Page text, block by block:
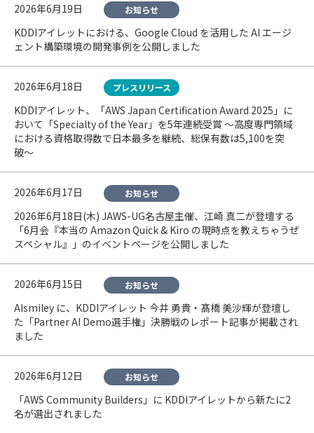
2026年6月19日 お知らせ
KDDIアイレットにおける、Google Cloud を活用した AI エージ
ェント構築環境の開発事例を公開しました
2026年6月18日 プレスリリース
KDDIアイレット、「AWS Japan Certification Award 2025」に
おいて「Specialty of the Year」を5年連続受賞 〜高度専門領域
における資格取得数で日本最多を継続、総保有数は5,100を突
破〜
2026年6月17日 お知らせ
2026年6月18日(木) JAWS-UG名古屋主催、江崎 真二が登壇する
「6月会『本当の Amazon Quick & Kiro の現時点を教えちゃうぜ
スペシャル』」のイベントページを公開しました
2026年6月15日 お知らせ
AIsmiley に、KDDIアイレット 今井 勇貴・髙橋 美沙輝が登壇し
た「Partner AI Demo選手権」決勝戦のレポート記事が掲載され
ました
2026年6月12日 お知らせ
「AWS Community Builders」に KDDIアイレットから新たに2
名が選出されました